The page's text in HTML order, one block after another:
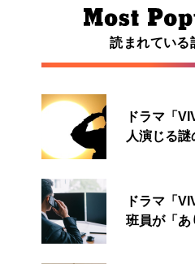
読まれている
ドラマ「
人演じる
は実在す
ドラマ「
班員が「あ
理由とは